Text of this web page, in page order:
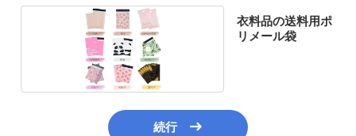
衣料品の送料用ポ
リメール袋
続行